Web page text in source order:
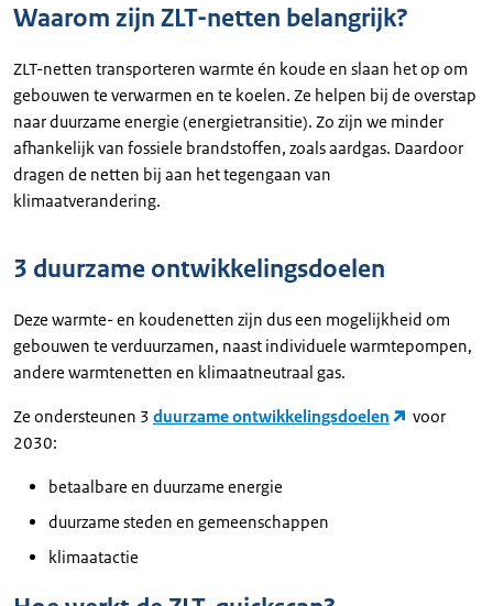
Waarom zijn ZLT-netten belangrijk?
ZLT-netten transporteren warmte én koude en slaan het op om
gebouwen te verwarmen en te koelen. Ze helpen bij de overstap
naar duurzame energie (energietransitie). Zo zijn we minder
afhankelijk van fossiele brandstoffen, zoals aardgas. Daardoor
dragen de netten bij aan het tegengaan van
klimaatverandering.
3 duurzame ontwikkelingsdoelen
Deze warmte- en koudenetten zijn dus een mogelijkheid om
gebouwen te verduurzamen, naast individuele warmtepompen,
andere warmtenetten en klimaatneutraal gas.
Ze ondersteunen 3 duurzame ontwikkelingsdoelen
voor
2030:
betaalbare en duurzame energie
duurzame steden en gemeenschappen
klimaatactie